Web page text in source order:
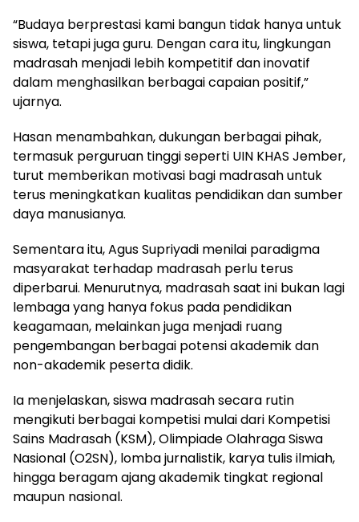
“Budaya berprestasi kami bangun tidak hanya untuk
siswa, tetapi juga guru. Dengan cara itu, lingkungan
madrasah menjadi lebih kompetitif dan inovatif
dalam menghasilkan berbagai capaian positif,”
ujarnya.
Hasan menambahkan, dukungan berbagai pihak,
termasuk perguruan tinggi seperti UIN KHAS Jember,
turut memberikan motivasi bagi madrasah untuk
terus meningkatkan kualitas pendidikan dan sumber
daya manusianya.
Sementara itu, Agus Supriyadi menilai paradigma
masyarakat terhadap madrasah perlu terus
diperbarui. Menurutnya, madrasah saat ini bukan lagi
lembaga yang hanya fokus pada pendidikan
keagamaan, melainkan juga menjadi ruang
pengembangan berbagai potensi akademik dan
non-akademik peserta didik.
Ia menjelaskan, siswa madrasah secara rutin
mengikuti berbagai kompetisi mulai dari Kompetisi
Sains Madrasah (KSM), Olimpiade Olahraga Siswa
Nasional (O2SN), lomba jurnalistik, karya tulis ilmiah,
hingga beragam ajang akademik tingkat regional
maupun nasional.